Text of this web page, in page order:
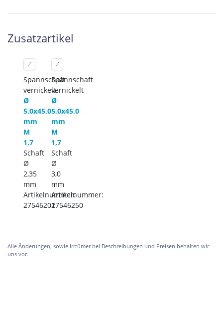
Zusatzartikel
Spannschaft
vernickelt
Ø
5,0x45,0
mm
M
1,7
Schaft
Ø
2,35
mm
Artikelnummer:
27546201
Spannschaft
vernickelt
Ø
5,0x45,0
mm
M
1,7
Schaft
Ø
3,0
mm
Artikelnummer:
27546250
Alle Änderungen, sowie Irrtümer bei Beschreibungen und Preisen behalten wir
uns vor.